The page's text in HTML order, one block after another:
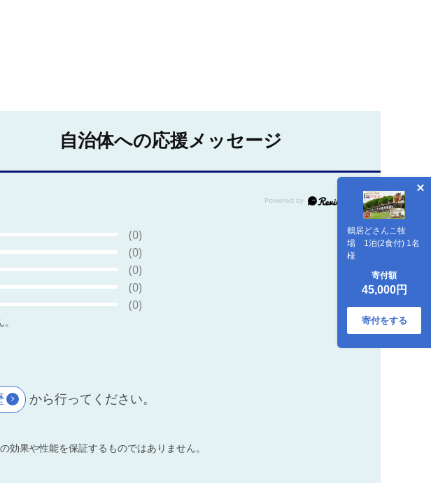
鶴居どさんこ牧
場 1泊(2食付) 1名
様
寄付額
45,000円
寄付をする
自治体への応援メッセージ
(0)
(0)
(0)
(0)
(0)
から行ってください。
果や性能を保証するものではありません。